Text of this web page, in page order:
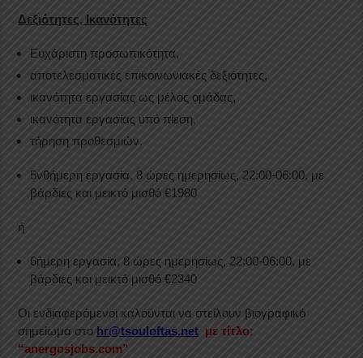
Δεξιότητες, Ικανότητες
Ευχάριστη προσωπικότητα,
αποτελεσματικές επικοινωνιακές δεξιότητες,
ικανότητα εργασίας ως μέλος ομάδας,
ικανότητα εργασίας υπό πίεση,
τήρηση προθεσμιών.
5νθήμερη εργασία, 8 ώρες ημερησίως, 22:00-06:00, με
βάρδιες και μεικτό μισθό €1980
ή
6ήμερη εργασία, 8 ώρες ημερησίως, 22:00-06:00, με
βάρδιες και μεικτό μισθό €2340
Οι ενδιαφερόμενοι καλούνται να στείλουν βιογραφικό
σημείωμα στο hr@tsouloftas.net με τίτλο:
“anergosjobs.com”